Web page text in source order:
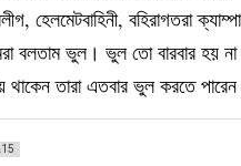
হেলমেটবাহিনী, বহিরাগতরা
বলতাম ভুল। ভুল তো বারবার হয় না।
থাকেন তারা এতবার ভুল করতে পারেন